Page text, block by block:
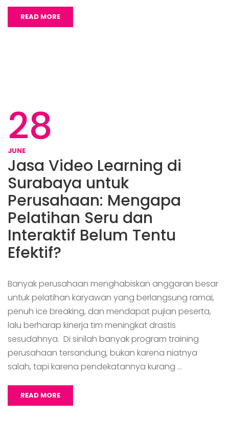
READ MORE
28
JUNE
Jasa Video Learning di
Surabaya untuk
Perusahaan: Mengapa
Pelatihan Seru dan
Interaktif Belum Tentu
Efektif?
Banyak perusahaan menghabiskan anggaran besar
untuk pelatihan karyawan yang berlangsung ramai,
penuh ice breaking, dan mendapat pujian peserta,
lalu berharap kinerja tim meningkat drastis
sesudahnya. Di sinilah banyak program training
perusahaan tersandung, bukan karena niatnya
salah, tapi karena pendekatannya kurang …
READ MORE